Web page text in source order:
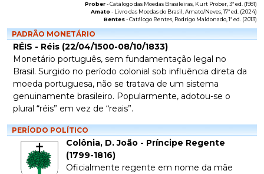
Prober-Catálogo das Moedas Brasileiras , Kurt Prober, 3ª ed. (1981)
Amato - Livro das Moedas do Brasil , Amato/Neves, 17ª ed. (2024)
Bentes-Catálogo Bentes , Rodrigo Maldonado, 1ª ed. (2013)
PADRÃO MONETÁRIO
RÉIS - Réis (22/04/1500-08/10/1833)
Monetário português, sem fundamentação legal no
Brasil. Surgido no período colonial sob influência direta da
moeda portuguesa, não se tratava de um sistema
genuinamente brasileiro. Popularmente, adotou-se o
plural “réis” em vez de “reais”.
PERÍODO POLÍTICO
Colônia, D. João - Príncipe Regente
(1799-1816)
Oficialmente regente em nome da mãe